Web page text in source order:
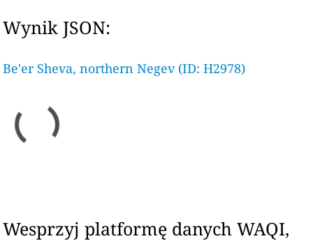
Wynik JSON:
Be'er Sheva, northern Negev (ID: H2978)
Wesprzyj platformę danych WAQI,